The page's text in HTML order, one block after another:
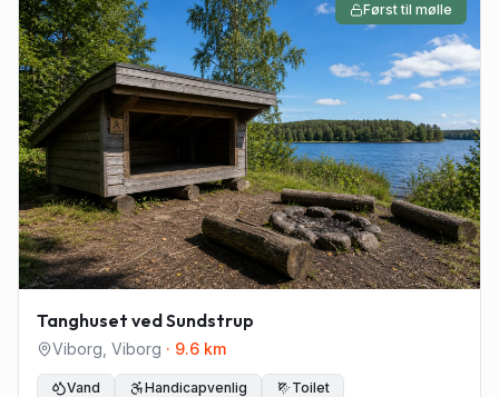
Først til mølle
Tanghuset ved Sundstrup
Viborg Viborg · 9.6 km
Vand Handicapvenlig Toilet